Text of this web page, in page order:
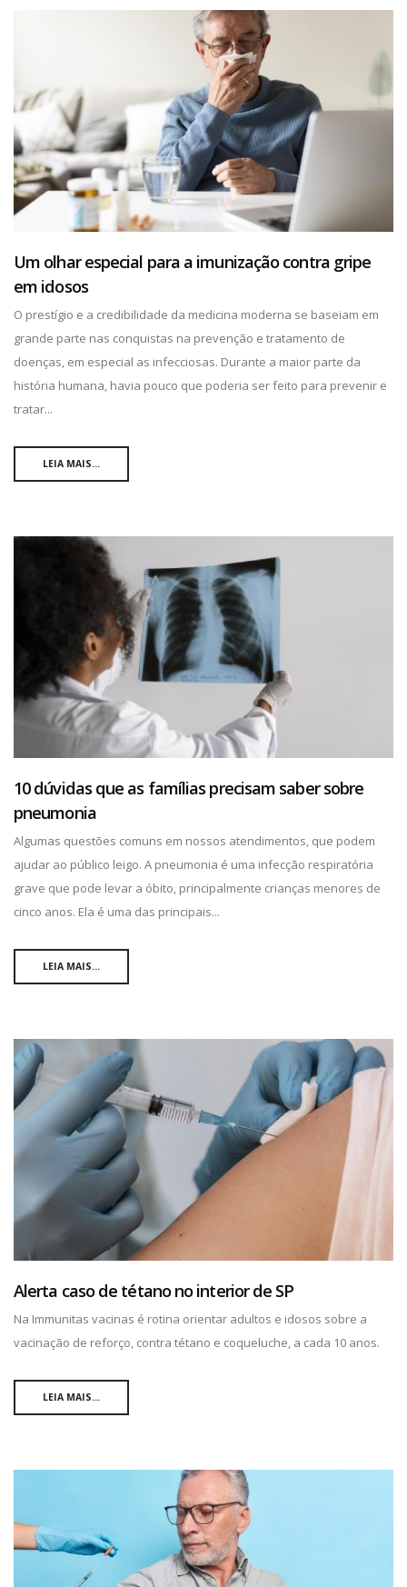
Um olhar especial para a imunização contra gripe
em idosos
O prestígio e a credibilidade da medicina moderna se baseiam em
grande parte nas conquistas na prevenção e tratamento de
doenças, em especial as infecciosas. Durante a maior parte da
história humana, havia pouco que poderia ser feito para prevenir e
tratar...
LEIA MAIS...
10 dúvidas que as famílias precisam saber sobre
pneumonia
Algumas questões comuns em nossos atendimentos, que podem
ajudar ao público leigo. A pneumonia é uma infecção respiratória
grave que pode levar a óbito, principalmente crianças menores de
cinco anos. Ela é uma das principais...
LEIA MAIS...
Alerta caso de tétano no interior de SP
Na Immunitas vacinas é rotina orientar adultos e idosos sobre a
vacinação de reforço, contra tétano e coqueluche, a cada 10 anos.
LEIA MAIS...